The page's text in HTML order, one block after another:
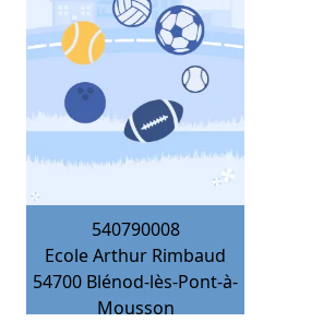
540790008
Ecole Arthur Rimbaud
54700 Blénod-lès-Pont-à-
Mousson